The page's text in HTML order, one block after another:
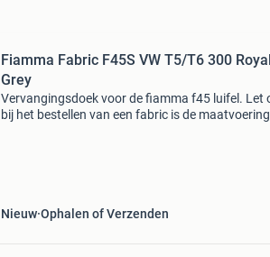
Fiamma Fabric F45S VW T5/T6 300 Royal
Grey
Vervangingsdoek voor de fiamma f45 luifel. Let
bij het bestellen van een fabric is de maatvoering
Nieuw Ophalen of Verzenden